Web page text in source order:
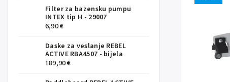
Filter za bazensku pumpu
INTEX tip H - 29007
6,90 €
Daske za veslanje REBEL
ACTIVE RBA4507 - bijela
189,90 €